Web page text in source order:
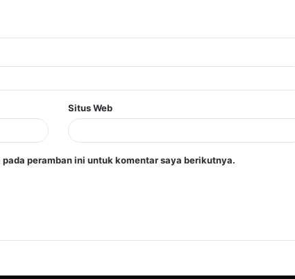
Situs Web
peramban ini untuk komentar saya berikutnya.